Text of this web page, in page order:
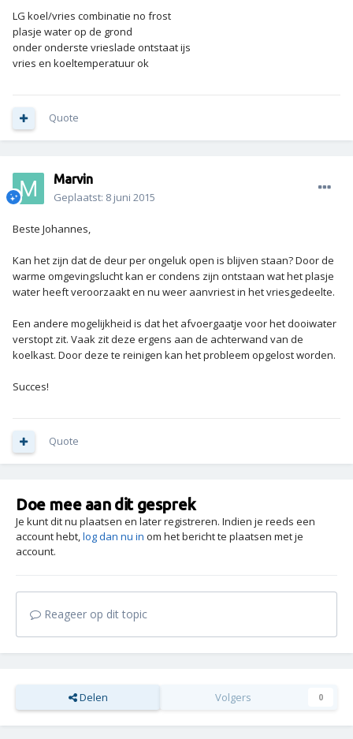
LG koel/vries combinatie no frost
plasje water op de grond
onder onderste vrieslade ontstaat ijs
vries en koeltemperatuur ok
Quote
Marvin
Geplaatst: 8 juni 2015
Beste Johannes,
Kan het zijn dat de deur per ongeluk open is blijven staan? Door de
warme omgevingslucht kan er condens zijn ontstaan wat het plasje
water heeft veroorzaakt en nu weer aanvriest in het vriesgedeelte.
Een andere mogelijkheid is dat het afvoergaatje voor het dooiwater
verstopt zit. Vaak zit deze ergens aan de achterwand van de
koelkast. Door deze te reinigen kan het probleem opgelost worden.
Succes!
Quote
Doe mee aan dit gesprek
Je kunt dit nu plaatsen en later registreren. Indien je reeds een
account hebt,log dan nu in om het bericht te plaatsen met je
account.
Reageer op dit topic
Delen Volgers 0